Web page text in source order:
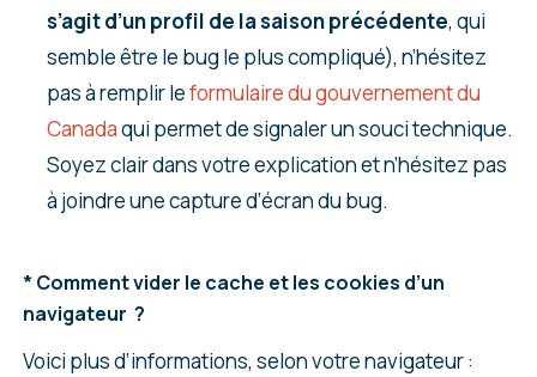
s’agit d’un profil de la saison précédente, qui
semble être le bug le plus compliqué), n’hésitez
pas à remplir leformulaire du gouvernement du
Canadaqui permet de signaler un souci technique.
Soyez clair dans votre explication et n’hésitez pas
à joindre une capture d’écran du bug.
* Comment vider le cache et les cookies d’un
navigateur ?
Voici plus d’informations, selon votre navigateur :